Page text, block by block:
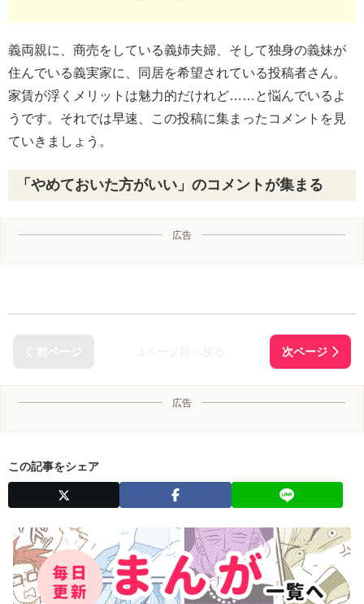
義両親に、商売をしている義姉夫婦、そして独身の義妹が
住んでいる義実家に、同居を希望されている投稿者さん。
家賃が浮くメリットは魅力的だけれど……と悩んでいるよ
うです。それでは早速、この投稿に集まったコメントを見
ていきましょう。
「やめておいた方がいい」のコメントが集まる
広告
広告
この記事をシェア